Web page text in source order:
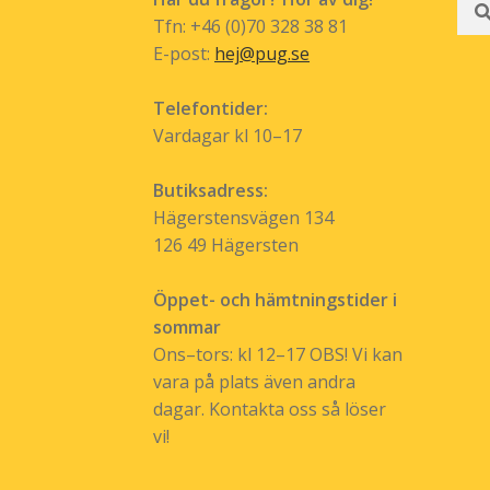
Tfn: +46 (0)70 328 38 81
E-post: hej@pug.se
Telefontider:
Vardagar kl 10–17
Butiksadress:
Hägerstensvägen 134
126 49 Hägersten
Öppet- och hämtningstider i
sommar
Ons–tors: kl 12–17 OBS! Vi kan
vara på plats även andra
dagar. Kontakta oss så löser
vi!